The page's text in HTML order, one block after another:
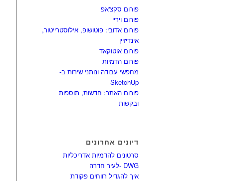
פורום סקצ'אפ
פורום ויריי
פורום אדובי: פוטושופ, אילוסטרייטור,
אינדיזיין
פורום אוטוקאד
פורום הדמיות
מחפשי עבודה ונותני שירות ב-
SketchUp
פורום האתר: חדשות, תוספות
ובקשות
דיונים אחרונים
סרטונים להדמיות אדריכליות
DWG -לעיר חדרה
איך להגדיל רווחים פקודת